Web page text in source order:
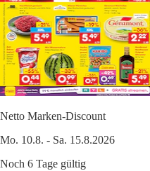
Netto Marken-Discount
Mo. 10.8. - Sa. 15.8.2026
Noch 6 Tage gültig